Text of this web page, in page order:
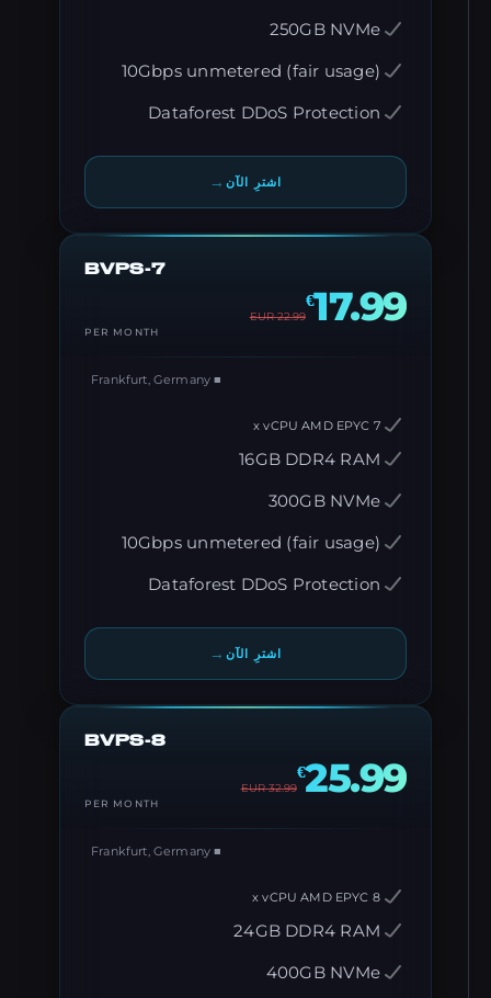
250GB NVMe
10Gbps unmetered (fair usage)
Dataforest DDoS Protection
اشترِ الآن→
BVPS-7
€17.99
22.99
EUR
PER MONTH
16GB DDR4 RAM
300GB NVMe
10Gbps unmetered (fair usage)
Dataforest DDoS Protection
اشترِ الآن→
BVPS-8
€ 25.99
32.99
EUR
PER MONTH
24GB DDR4 RAM
400GB NVMe